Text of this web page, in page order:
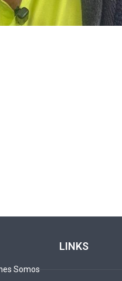
LINKS
Somos